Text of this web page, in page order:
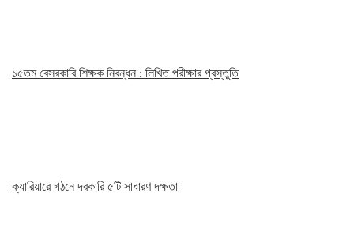
১৫তম বেসরকারি শিক্ষক নিবন্ধন : লিখিত পরীক্ষার প্রস্তুতি
ক্যারিয়ারে গঠনে দরকারি ৫টি সাধারণ দক্ষতা